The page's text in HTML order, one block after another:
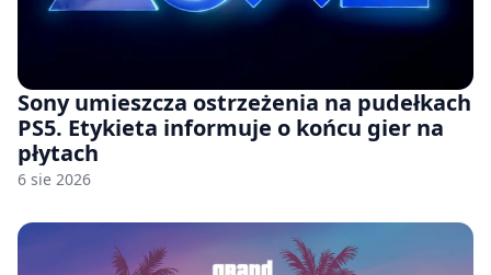
Sony umieszcza ostrzeżenia na pudełkach
PS5. Etykieta informuje o końcu gier na
płytach
6 sie 2026